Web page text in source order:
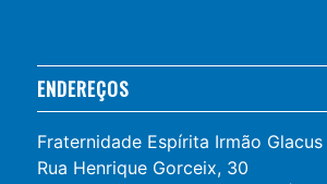
ENDEREÇOS
Fraternidade Espírita Irmão Glacus
Rua Henrique Gorceix, 30